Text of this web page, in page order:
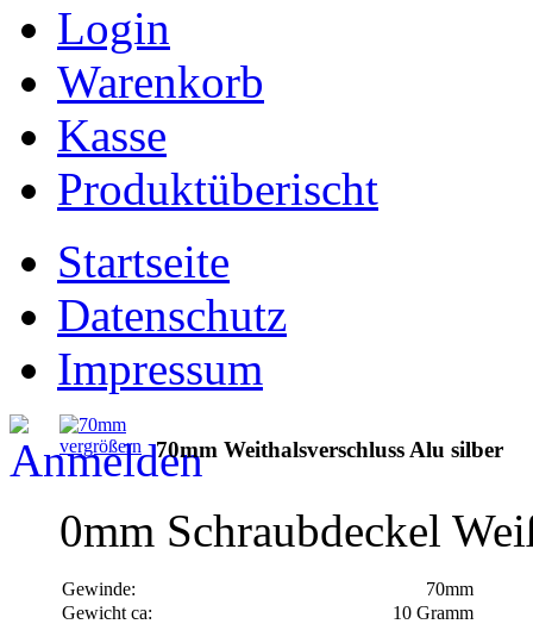
Login
Warenkorb
Kasse
Produktüberischt
Startseite
Datenschutz
Impressum
vergrößern 70mm Weithalsverschluss Alu silber
0mm Schraubdeckel
Gewinde:
70mm
Gewicht ca:
10 Gramm